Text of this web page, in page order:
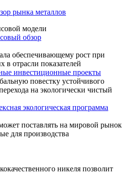
рынка металлов
модели
обзор
обеспечивающему рост при
отрасли показателей
инвестиционные проекты
повестку устойчивого
на экологически чистый
экологическая программа
поставлять на мировой рынок
для производства
никеля позволит